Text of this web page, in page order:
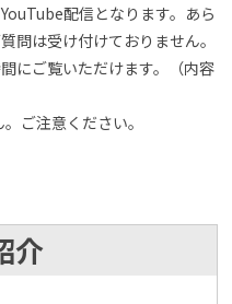
配信となります。あら
問は受け付けておりません。
にご覧いただけます。（内容
ご注意ください。
介